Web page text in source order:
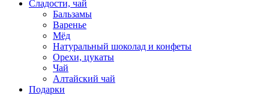
Сладости, чай
Бальзамы
Варенье
Мёд
Натуральный шоколад и конфеты
Орехи, цукаты
Чай
Алтайский чай
Подарки